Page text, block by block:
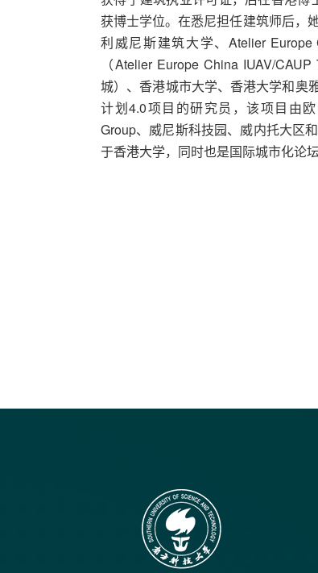
获博士学位。在悉尼担任建筑师后，
利威尼斯建筑大学、Atelier
（Atelier Europe China IUAV/
城）、香港城市大学、香港大学和奥
计划4.0项目的研究员，该项目由
Group、威尼斯科技园、威内托大区
于香港大学，同时也是国际城市化论